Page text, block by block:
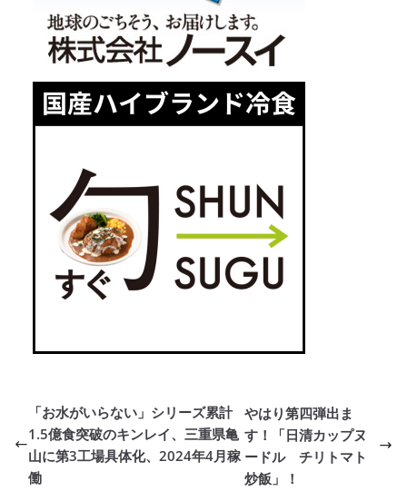
「お水がいらない」シリーズ累計
1.5億食突破のキンレイ、三重県亀
山に第3工場具体化、2024年4月稼
働
やはり第四弾出ま
す！「日清カップヌ
ードル チリトマト
炒飯」！